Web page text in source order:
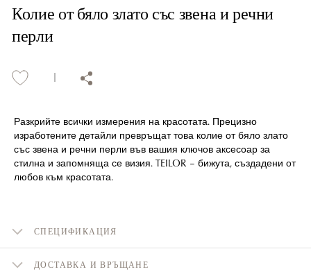
Колие от бяло злато със звена и речни
перли
Разкрийте всички измерения на красотата. Прецизно
изработените детайли превръщат това колие от бяло злато
със звена и речни перли във вашия ключов аксесоар за
стилна и запомняща се визия. TEILOR – бижута, създадени от
любов към красотата.
СПЕЦИФИКАЦИЯ
ДОСТАВКА И ВРЪЩАНЕ